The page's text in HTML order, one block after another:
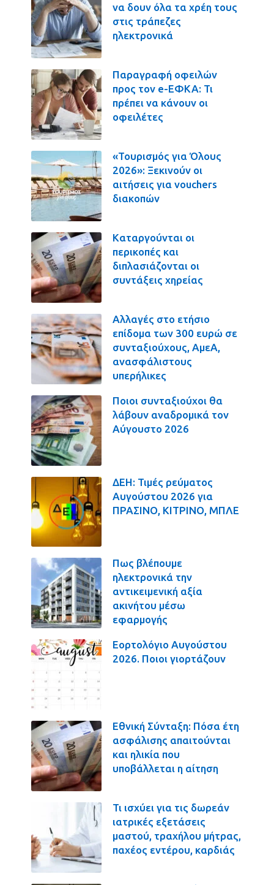
να δουν όλα τα χρέη τους
στις τράπεζες
ηλεκτρονικά
Παραγραφή οφειλών
προς τον e-ΕΦΚΑ: Τι
πρέπει να κάνουν οι
οφειλέτες
«Τουρισμός για Όλους
2026»: Ξεκινούν οι
αιτήσεις για vouchers
διακοπών
Καταργούνται οι
περικοπές και
διπλασιάζονται οι
συντάξεις χηρείας
Αλλαγές στο ετήσιο
επίδομα των 300 ευρώ σε
συνταξιούχους, ΑμεΑ,
ανασφάλιστους
υπερήλικες
Ποιοι συνταξιούχοι θα
λάβουν αναδρομικά τον
Αύγουστο 2026
ΔΕΗ: Τιμές ρεύματος
Αυγούστου 2026 για
ΠΡΑΣΙΝΟ, ΚΙΤΡΙΝΟ, ΜΠΛΕ
Πως βλέπουμε
ηλεκτρονικά την
αντικειμενική αξία
ακινήτου μέσω
εφαρμογής
Εορτολόγιο Αυγούστου
2026. Ποιοι γιορτάζουν
Εθνική Σύνταξη: Πόσα έτη
ασφάλισης απαιτούνται
και ηλικία που
υποβάλλεται η αίτηση
Τι ισχύει για τις δωρεάν
ιατρικές εξετάσεις
μαστού, τραχήλου μήτρας,
παχέος εντέρου, καρδιάς